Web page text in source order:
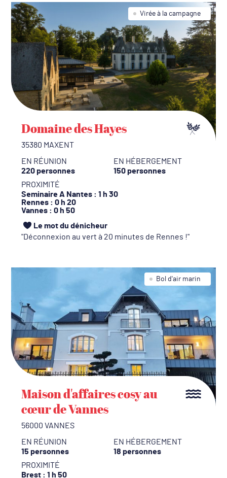
Virée à la campagne
Domaine des Hayes
35380 MAXENT
EN RÉUNION
220 personnes
EN HÉBERGEMENT
150 personnes
PROXIMITÉ
Seminaire A Nantes : 1 h 30
Rennes : 0 h 20
Vannes : 0 h 50
Le mot du dénicheur
Déconnexion au vert à 20 minutes de Rennes !
Bol d'air marin
Maison d'affaires cosy au
cœur de Vannes
56000 VANNES
EN RÉUNION
15 personnes
EN HÉBERGEMENT
18 personnes
PROXIMITÉ
Brest : 1 h 50